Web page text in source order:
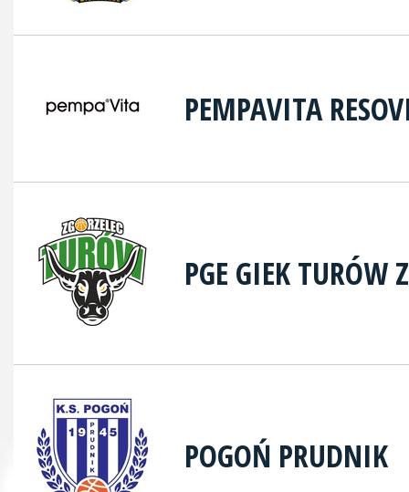
PEMPAVITA
PGE GIEK TURÓW
POGOŃ PRUDNIK